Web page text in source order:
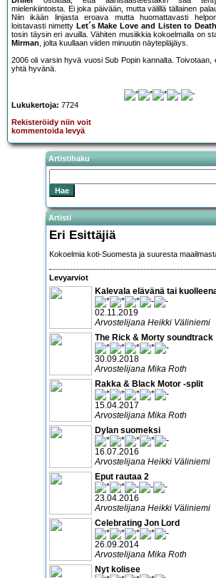
mielenkiintoista. Ei joka päivään, mutta välillä tällainen
Niin ikään linjasta eroava mutta huomattavasti
loistavasti nimetty Let´s Make Love and Listen to
tosin täysin eri avuilla. Vähiten musiikkia kokoelmalla on
Mirman, jolta kuullaan viiden minuutin näytepläjäys.
2006 oli varsin hyvä vuosi Sub Popin kannalta. Toivotaan,
yhtä hyvänä.
Lukukertoja: 7724
Rekisteröidy niin voit
kommentoida levyä
Artistihaku
Artisti
Eri Esittäjiä
Kokoelmia koti-Suomesta ja suuresta
Levyarviot
Kalevala elävänä tai
02.11.2019
Arvostelijana Heikki Väliniemi
The Rick & Morty soundtrack
30.09.2018
Arvostelijana Mika Roth
Rakka & Black Motor -split
15.04.2017
Arvostelijana Mika Roth
Dylan suomeksi
16.07.2016
Arvostelijana Heikki Väliniemi
Eput rautaa 2
23.04.2016
Arvostelijana Heikki Väliniemi
Celebrating Jon Lord
26.09.2014
Arvostelijana Mika Roth
Nyt kolisee